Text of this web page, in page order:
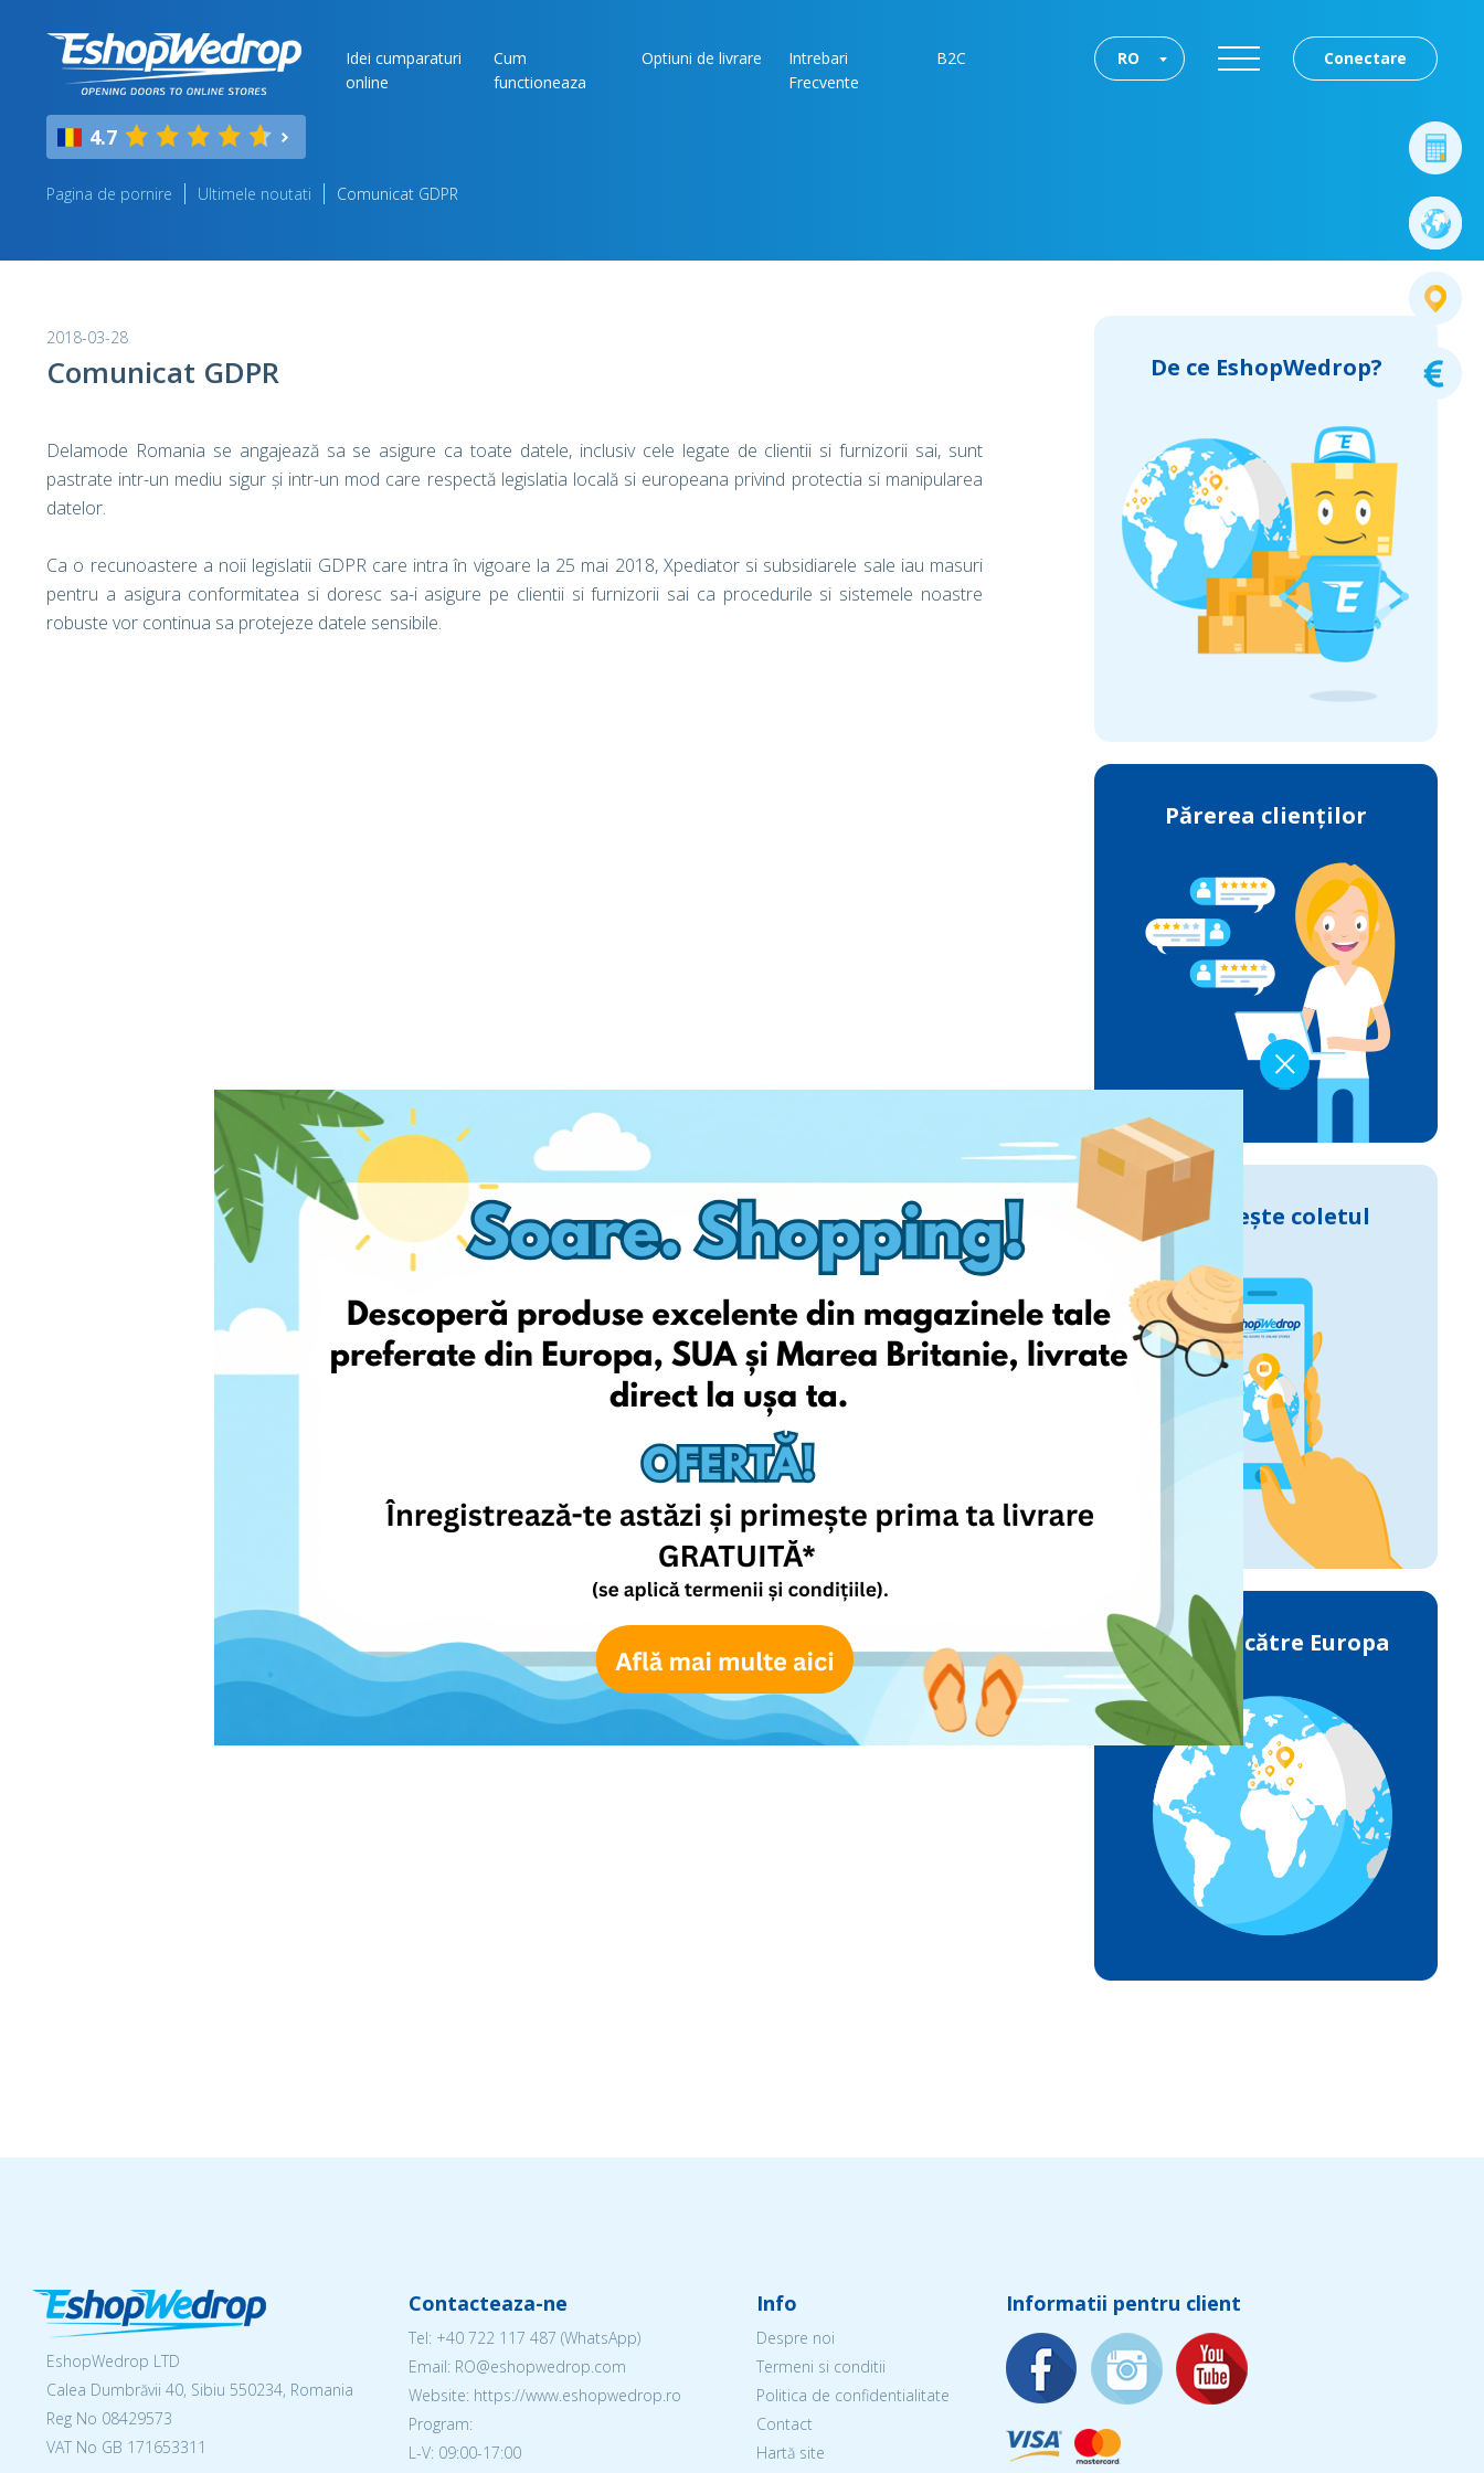
Idei cumparaturi
online
Cum
functioneaza
Optiuni de livrare
Intrebari
Frecvente
B2C Conectare
RO
4.7
Pagina de pornire Ultimele noutati Comunicat GDPR
2018-03-28
Comunicat GDPR
Delamode Romania se angajează sa se asigure ca toate datele, inclusiv cele legate de clientii si furnizorii sai, sunt
pastrate intr-un mediu sigur și intr-un mod care respectă legislatia locală si europeana privind protectia si manipularea
datelor.
Ca o recunoastere a noii legislatii GDPR care intra în vigoare la 25 mai 2018, Xpediator si subsidiarele sale iau masuri
pentru a asigura conformitatea si doresc sa-i asigure pe clientii si furnizorii sai ca procedurile si sistemele noastre
robuste vor continua sa protejeze datele sensibile.
De ce EshopWedrop?
Părerea clienților
Urmărește coletul
Livrările către Europa
EshopWedrop LTD
Calea Dumbrăvii 40, Sibiu 550234, Romania
Reg No 08429573
VAT No GB 171653311
Contacteaza-ne
Tel: +40 722 117 487 (WhatsApp)
Email: RO@eshopwedrop.com
Website: https://www.eshopwedrop.ro
Program:
L-V: 09:00-17:00
Info
Despre noi
Termeni si conditii
Politica de confidentialitate
Contact
Hartă site
Informatii pentru client